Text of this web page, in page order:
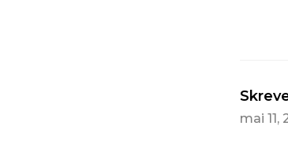
mai 11,